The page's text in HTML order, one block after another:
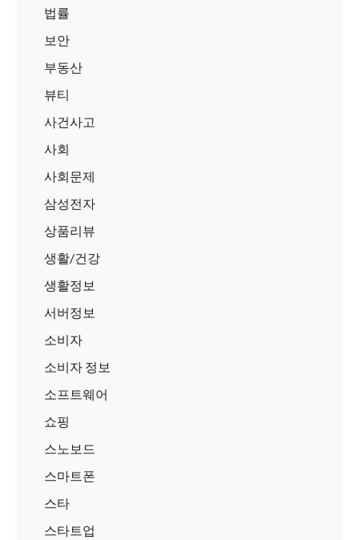
법률
보안
부동산
뷰티
사건사고
사회
사회문제
삼성전자
상품리뷰
생활/건강
생활정보
서버정보
소비자
소비자 정보
소프트웨어
쇼핑
스노보드
스마트폰
스타
스타트업